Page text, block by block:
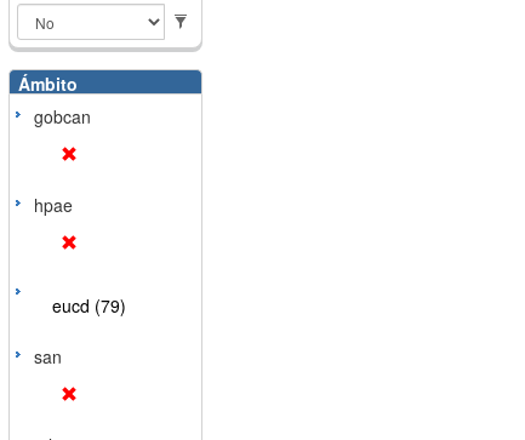
Ámbito
gobcan
hpae
eucd (79)
san